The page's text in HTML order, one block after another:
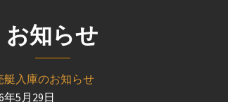
お知らせ
艇入庫のお知らせ
年5月29日